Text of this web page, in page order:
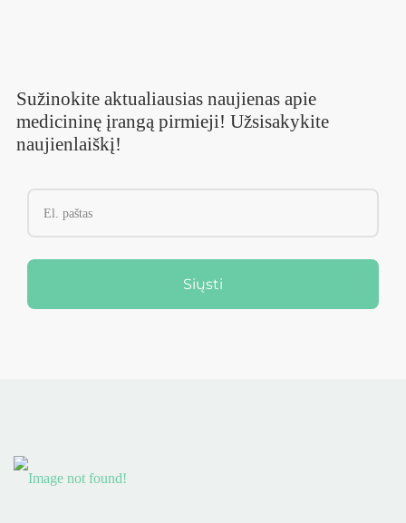
Sužinokite aktualiausias naujienas apie
medicininę įrangą pirmieji! Užsisakykite
naujienlaiškį!
Siųsti